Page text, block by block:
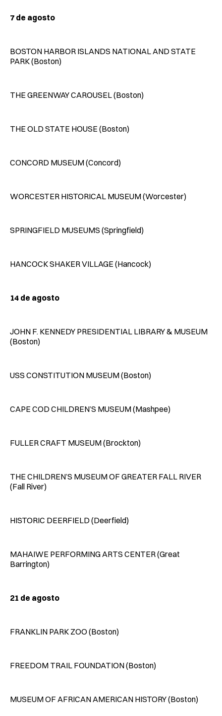
7 de agosto
BOSTON HARBOR ISLANDS NATIONAL AND STATE
PARK (Boston)
THE GREENWAY CAROUSEL (Boston)
THE OLD STATE HOUSE (Boston)
CONCORD MUSEUM (Concord)
WORCESTER HISTORICAL MUSEUM (Worcester)
SPRINGFIELD MUSEUMS (Springfield)
HANCOCK SHAKER VILLAGE (Hancock)
14 de agosto
JOHN F. KENNEDY PRESIDENTIAL LIBRARY & MUSEUM
(Boston)
USS CONSTITUTION MUSEUM (Boston)
CAPE COD CHILDREN’S MUSEUM (Mashpee)
FULLER CRAFT MUSEUM (Brockton)
THE CHILDREN’S MUSEUM OF GREATER FALL RIVER
(Fall River)
HISTORIC DEERFIELD (Deerfield)
MAHAIWE PERFORMING ARTS CENTER (Great
Barrington)
21 de agosto
FRANKLIN PARK ZOO (Boston)
FREEDOM TRAIL FOUNDATION (Boston)
MUSEUM OF AFRICAN AMERICAN HISTORY (Boston)